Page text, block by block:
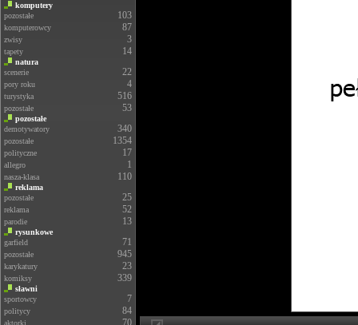
komputery
pozostałe
103
komputerowcy 87
zwisy 3
tapety 14
natura
scenerie
22
pory roku 4
turystyka 516
pozostałe 53
pozostałe
demotywatory
340
pozostałe 1354
polityczne 17
allegro 1
nasza-klasa 110
reklama
pozostałe
25
reklama 52
parodie 13
rysunkowe
garfield
71
pozostałe 945
karykatury 23
komiksy 339
sławni
sportowcy
7
politycy 84
aktorki 70